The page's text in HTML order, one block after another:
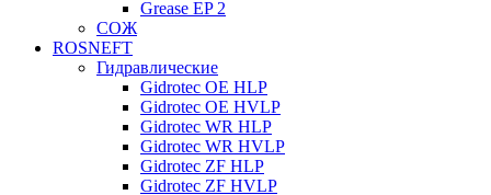
Grease EP 2
СОЖ
ROSNEFT
Гидравлические
Gidrotec OE HLP
Gidrotec OE HVLP
Gidrotec WR HLP
Gidrotec WR HVLP
Gidrotec ZF HLP
Gidrotec ZF HVLP